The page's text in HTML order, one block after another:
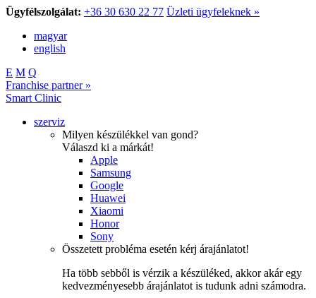
Ügyfélszolgálat: +36 30 630 22 77 Üzleti ügyfeleknek »
magyar
english
E M Q
Franchise partner »
Smart Clinic
szerviz
Milyen készülékkel van gond?
Válaszd ki a márkát!
Apple
Samsung
Google
Huawei
Xiaomi
Honor
Sony
Összetett probléma esetén kérj árajánlatot!
Ha több sebből is vérzik a készüléked, akkor akár egy
kedvezményesebb árajánlatot is tudunk adni számodra.